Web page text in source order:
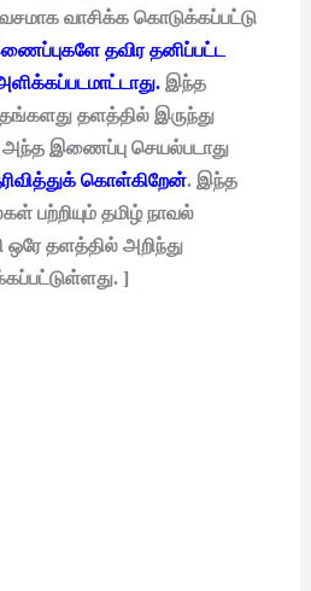
வாசிக்க கொடுக்கப்பட்டு
தவிர தனிப்பட்ட
இந்த
தளத்தில் இருந்து
அந்த இணைப்பு செயல்படாது
கொள்கிறேன். இந்த
பற்றியும் தமிழ் நாவல்
தளத்தில் அறிந்து
]